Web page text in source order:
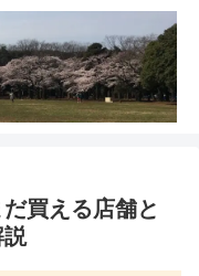
買える店舗と
説